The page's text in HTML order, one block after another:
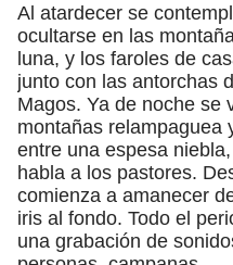
Al atardecer se
ocultarse en las
luna, y los faroles de
junto con las antorchas
Magos. Ya de noche se
montañas relampaguea
entre una espesa
habla a los pastores.
comienza a amanecer
iris al fondo. Todo el
una grabación de